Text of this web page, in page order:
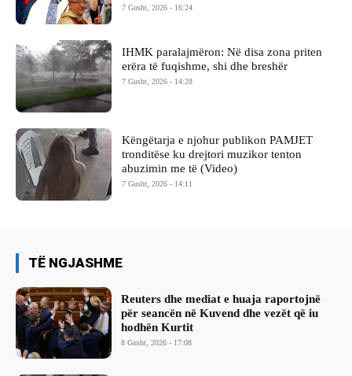
7 Gusht, 2026 - 16:24
IHMK paralajmëron: Në disa zona priten
erëra të fuqishme, shi dhe breshër
7 Gusht, 2026 - 14:28
Këngëtarja e njohur publikon PAMJET
tronditëse ku drejtori muzikor tenton
abuzimin me të (Video)
7 Gusht, 2026 - 14:11
TË NGJASHME
Reuters dhe mediat e huaja raportojnë
për seancën në Kuvend dhe vezët që iu
hodhën Kurtit
8 Gusht, 2026 - 17:08